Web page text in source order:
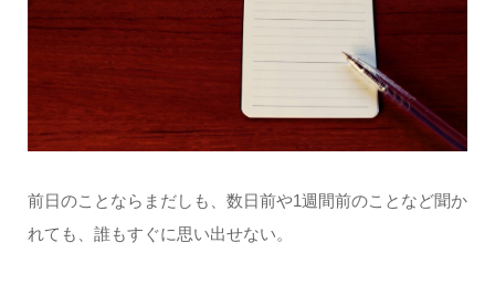
前日のことならまだしも、数日前や1週間前のことなど聞か
れても、誰もすぐに思い出せない。